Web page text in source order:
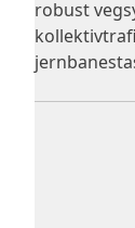
robust